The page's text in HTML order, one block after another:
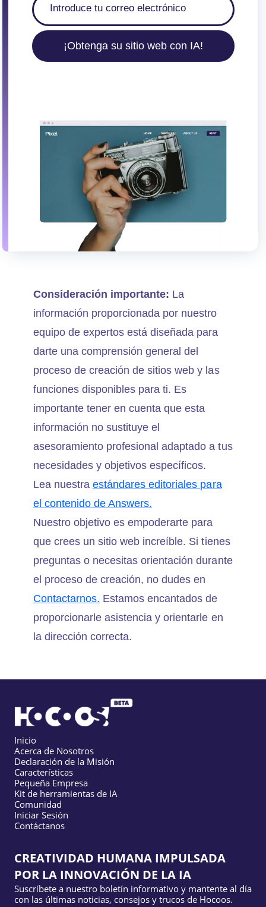
¡Obtenga su sitio web con IA!
Consideración importante: La
información proporcionada por nuestro
equipo de expertos está diseñada para
darte una comprensión general del
proceso de creación de sitios web y las
funciones disponibles para ti. Es
importante tener en cuenta que esta
información no sustituye el
asesoramiento profesional adaptado a tus
necesidades y objetivos específicos.
Lea nuestra estándares editoriales para
el contenido de Answers.
Nuestro objetivo es empoderarte para
que crees un sitio web increíble. Si tienes
preguntas o necesitas orientación durante
el proceso de creación, no dudes en
Contactarnos. Estamos encantados de
proporcionarle asistencia y orientarle en
la dirección correcta.
Inicio
Acerca de Nosotros
Declaración de la Misión
Características
Pequeña Empresa
Kit de herramientas de IA
Comunidad
Iniciar Sesión
Contáctanos
CREATIVIDAD HUMANA IMPULSADA
POR LA INNOVACIÓN DE LA IA
Suscríbete a nuestro boletín informativo y mantente al día
con las últimas noticias, consejos y trucos de Hocoos.